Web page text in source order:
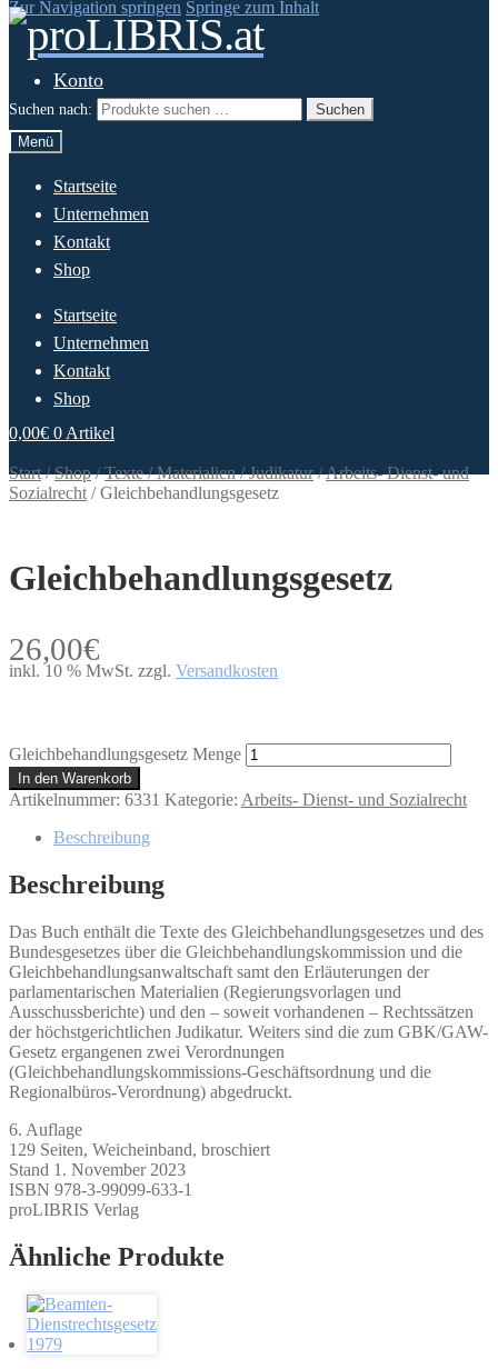
Zur Navigation springen Springe zum Inhalt
Konto
Suchen nach:
Suchen
Menü
Startseite
Unternehmen
Kontakt
Shop
Startseite
Unternehmen
Kontakt
Shop
0,00€ 0 Artikel
Start/Shop/Texte / Materialien / Judikatur/Arbeits- Dienst- und
Sozialrecht /Gleichbehandlungsgesetz
Gleichbehandlungsgesetz
26,00€
inkl. 10 % MwSt. zzgl. Versandkosten
Gleichbehandlungsgesetz Menge
In den Warenkorb
Artikelnummer: 6331 Kategorie: Arbeits- Dienst- und Sozialrecht
Beschreibung
Beschreibung
Das Buch enthält die Texte des Gleichbehandlungsgesetzes und des
Bundesgesetzes über die Gleichbehandlungskommission und die
Gleichbehandlungsanwaltschaft samt den Erläuterungen der
parlamentarischen Materialien (Regierungsvorlagen und
Ausschussberichte) und den – soweit vorhandenen – Rechtssätzen
der höchstgerichtlichen Judikatur. Weiters sind die zum GBK/GAW-
Gesetz ergangenen zwei Verordnungen
(Gleichbehandlungskommissions-Geschäftsordnung und die
Regionalbüros-Verordnung) abgedruckt.
6. Auflage
129 Seiten, Weicheinband, broschiert
Stand 1. November 2023
ISBN 978-3-99099-633-1
proLIBRIS Verlag
Ähnliche Produkte